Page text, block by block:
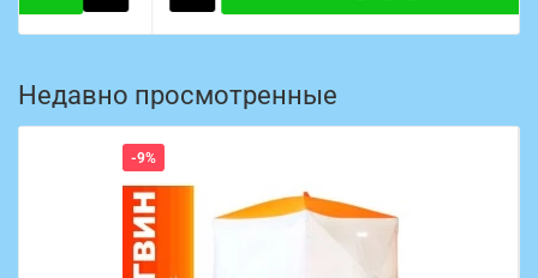
Недавно просмотренные
-9%